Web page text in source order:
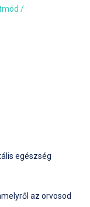
/
egészség
az orvosod